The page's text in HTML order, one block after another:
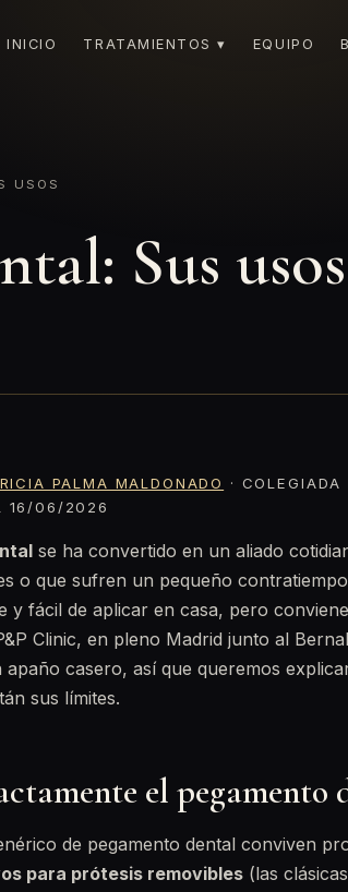
INICIO TRATAMIENTOS ▾ EQUIPO
USOS
Sus usos
PALMA MALDONADO
·
16/06/2026
se ha convertido en un aliado
o que sufren un pequeño
y fácil de aplicar en casa, pero
Clinic, en pleno Madrid junto al
casero, así que queremos
sus límites.
el pegamento
de pegamento dental conviven
para prótesis removibles (las